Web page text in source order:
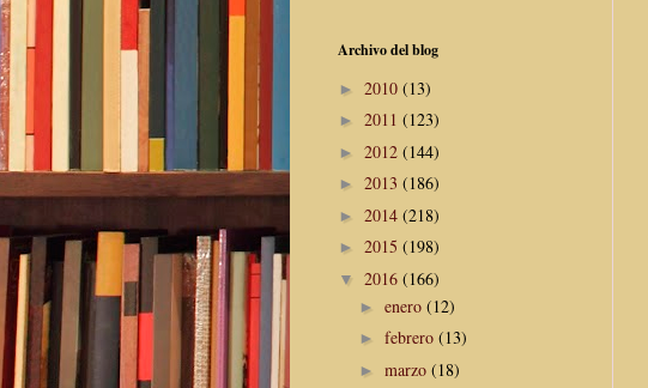
Archivo del blog
► 2010 (13)
► 2011 (123)
► 2012 (144)
► 2013 (186)
► 2014 (218)
► 2015 (198)
▼ 2016 (166)
► enero (12)
► febrero (13)
► marzo (18)